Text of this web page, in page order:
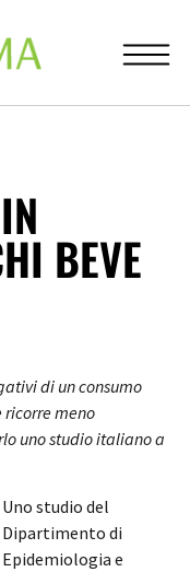
BEVE
di un consumo
meno
uno studio italiano a
Uno studio del
Dipartimento di
Epidemiologia e